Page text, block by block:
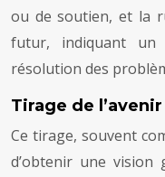
ou de soutien, et la
futur, indiquant un
résolution des
Tirage de l’avenir
Ce tirage, souvent
d’obtenir une vision